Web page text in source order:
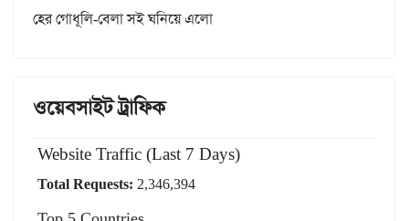
হের গোধূলি-বেলা সই ঘনিয়ে এলো
ওয়েবসাইট ট্রাফিক
Website Traffic (Last 7 Days)
Total Requests: 2,346,394